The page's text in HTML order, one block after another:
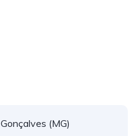
Gonçalves (MG)